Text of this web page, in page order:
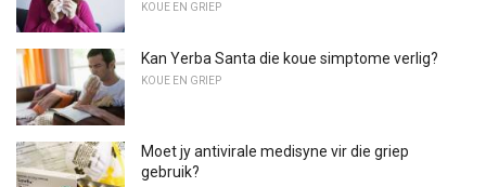
KOUE EN GRIEP
Kan Yerba Santa die koue simptome verlig?
KOUE EN GRIEP
Moet jy antivirale medisyne vir die griep
gebruik?